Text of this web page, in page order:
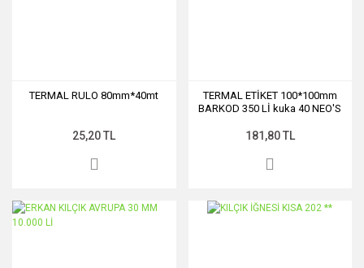
TERMAL RULO 80mm*40mt
25,20 TL
TERMAL ETİKET 100*100mm
BARKOD 350 Lİ kuka 40 NEO'S
181,80 TL